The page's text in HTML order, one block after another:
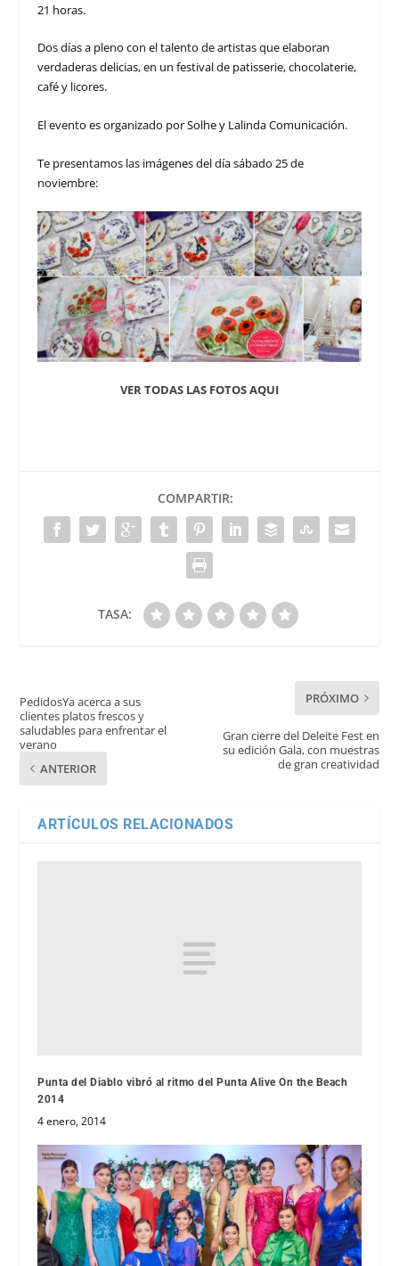
21 horas.
Dos días a pleno con el talento de artistas que elaboran
verdaderas delicias, en un festival de patisserie, chocolaterie,
café y licores.
El evento es organizado por Solhe y Lalinda Comunicación.
Te presentamos las imágenes del día sábado 25 de
noviembre:
VER TODAS LAS FOTOS AQUI
COMPARTIR:
TASA:
PedidosYa acerca a sus
clientes platos frescos y
saludables para enfrentar el
verano
ANTERIOR
PRÓXIMO
Gran cierre del Deleite Fest en
su edición Gala, con muestras
de gran creatividad
ARTÍCULOS RELACIONADOS
Punta del Diablo vibró al ritmo del Punta Alive On the Beach
2014
4 enero, 2014